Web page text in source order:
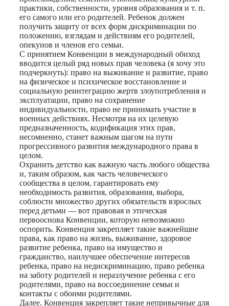
практики, собственности, уровня образования и т. п.
его самого или его родителей. Ребенок должен
получить защиту от всех форм дискриминации по
положению, взглядам и действиям его родителей,
опекунов и членов его семьи.
С принятием Конвенции в международный обиход
вводится целый ряд новых прав человека (я хочу это
подчеркнуть): право на выживание и развитие, право
на физическое и психическое восстановление и
социальную реинтеграцию жертв злоупотребления и
эксплуатации, право на сохранение
индивидуальности, право не принимать участие в
военных действиях. Несмотря на их целевую
предназначенность, кодификация этих прав,
несомненно, станет важным шагом на пути
прогрессивного развития международного права в
целом.
Охранить детство как важную часть любого общества
и, таким образом, как часть человеческого
сообщества в целом, гарантировать ему
необходимость развития, образования, выбора,
соблюсти множество других обязательств взрослых
перед детьми — вот правовая и этическая
первооснова Конвенции, которую невозможно
оспорить. Конвенция закрепляет такие важнейшие
права, как право на жизнь, выживание, здоровое
развитие ребенка, право на имущество и
гражданство, наилучшее обеспечение интересов
ребенка, право на недискриминацию, право ребенка
на заботу родителей и неразлучение ребенка с его
родителями, право на воссоединение семьи и
контакты с обоими родителями.
Далее. Конвенция закрепляет такие непривычные для